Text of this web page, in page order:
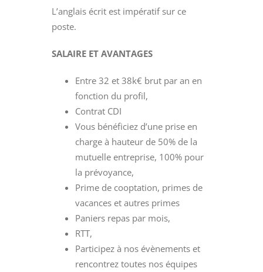
L’anglais écrit est impératif sur ce
poste.
SALAIRE ET AVANTAGES
Entre 32 et 38k€ brut par an en
fonction du profil,
Contrat CDI
Vous bénéficiez d’une prise en
charge à hauteur de 50% de la
mutuelle entreprise, 100% pour
la prévoyance,
Prime de cooptation, primes de
vacances et autres primes
Paniers repas par mois,
RTT,
Participez à nos évènements et
rencontrez toutes nos équipes